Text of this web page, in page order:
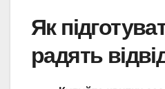
Як
радять